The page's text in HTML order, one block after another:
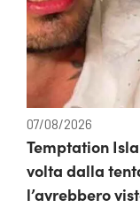
07/08/2026
Temptation
volta dalla
l’avrebbero